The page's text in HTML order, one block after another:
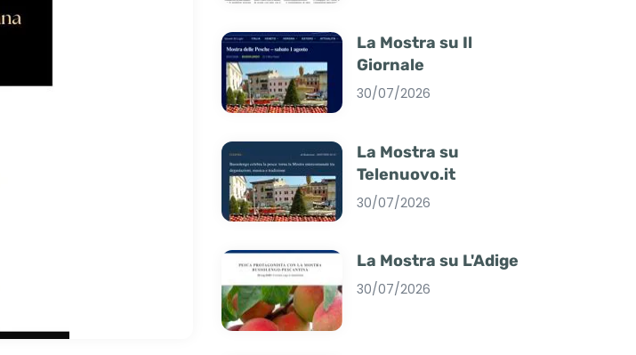
La Mostra su Il
Giornale
30/07/2026
La Mostra su
Telenuovo.it
30/07/2026
La Mostra su L'Adige
30/07/2026